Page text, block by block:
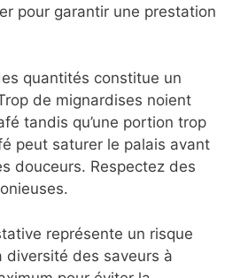
au dernier moment et
pour profiter de sa
être dressées
mais certaines, comme
doivent être servies
à
votre café